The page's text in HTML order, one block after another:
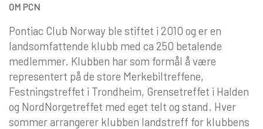
OM PCN
Pontiac Club Norway ble stiftet i 2010 og er en
landsomfattende klubb med ca 250 betalende
medlemmer. Klubben har som formål å være
representert på de store Merkebiltreffene,
Festningstreffet i Trondheim, Grensetreffet i Halden
og NordNorgetreffet med eget telt og stand. Hver
sommer arrangerer klubben landstreff for klubbens